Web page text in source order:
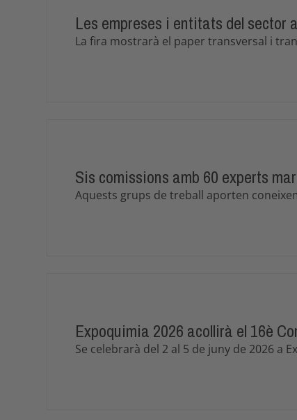
Les empreses i entitats del sector
La fira mostrarà el paper transversal i
Sis comissions amb 60 experts
Aquests grups de treball aporten
Expoquimia 2026 acollirà el 16è
Se celebrarà del 2 al 5 de juny de 2026 a